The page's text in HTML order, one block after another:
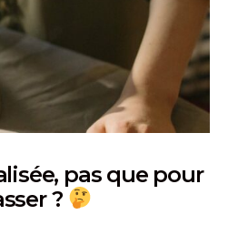
pas que pour
?